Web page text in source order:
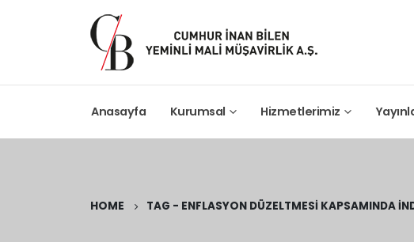
Anasayfa Kurumsal Hizmetlerimiz
HOME TAG - ENFLASYON DÜZELTMESI KAPSAMINDA